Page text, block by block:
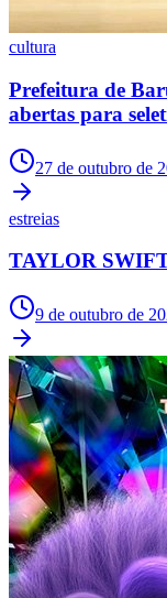
Botafogo
cultura
Prefeitura de
abertas para
27 de outubro de
estreias
TAYLOR
9 de outubro de